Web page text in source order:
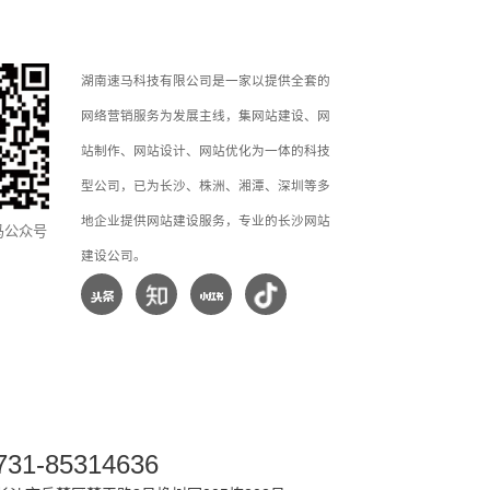
公众号
湖南速马科技有限公司是一家以提供全套的
网络营销服务为发展主线，集网站建设、网
站制作、网站设计、网站优化为一体的科技
型公司，已为长沙、株洲、湘潭、深圳等多
地企业提供网站建设服务，专业的长沙网站
建设公司。
85314636